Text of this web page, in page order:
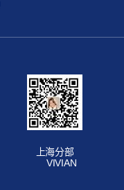
上海分部
VIVIAN